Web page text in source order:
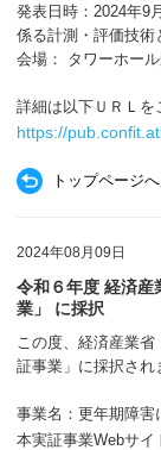
発表日時：2024年9
係る計測・評価技術
会場： タワーホー
詳細は以下ＵＲＬを
https://
トップページ
2024年08月09日
令和６年度 経済産
業」 に採択
この度、経済産業
証事業」に採択され
事業名：更年期障害
本実証事業Webサイ